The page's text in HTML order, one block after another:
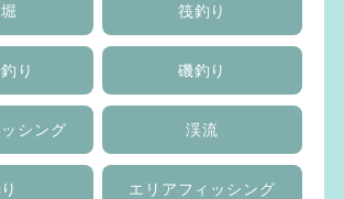
筏釣り
り 磯釣り
シング 渓流
エリアフィッシング